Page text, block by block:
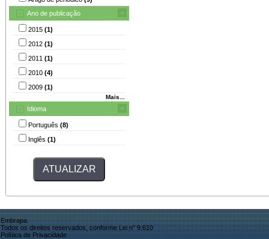
Ano de publicação
2015 (1)
2012 (1)
2011 (1)
2010 (4)
2009 (1)
Mais...
Idioma
Português (8)
Inglês (1)
Embrapa
Todos os direitos reservados, conforme Lei n° 9.610
Política de Privacidade